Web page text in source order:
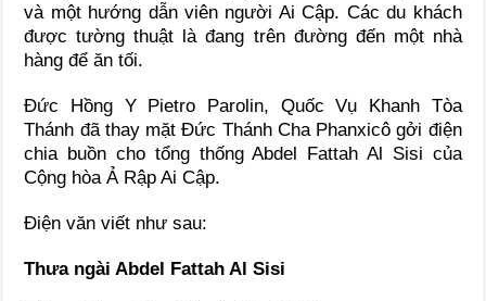
và một hướng dẫn viên người Ai Cập. Các du khách
được tường thuật là đang trên đường đến một nhà
hàng để ăn tối.
Đức Hồng Y Pietro Parolin, Quốc Vụ Khanh Tòa
Thánh đã thay mặt Đức Thánh Cha Phanxicô gởi điện
chia buồn cho tổng thống Abdel Fattah Al Sisi của
Cộng hòa Ả Rập Ai Cập.
Điện văn viết như sau:
Thưa ngài Abdel Fattah Al Sisi